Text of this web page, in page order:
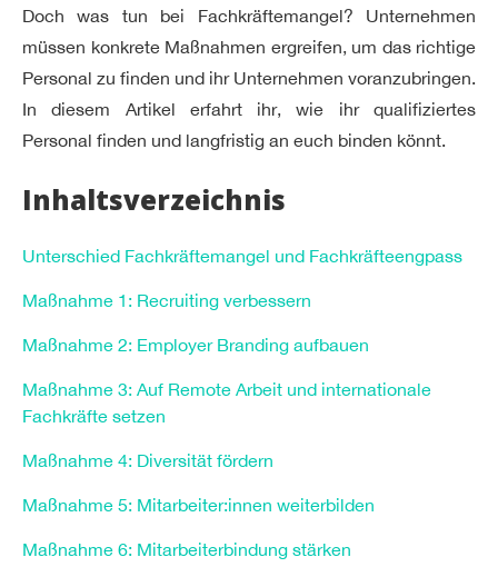
Doch was tun bei Fachkräftemangel? Unternehmen
müssen konkrete Maßnahmen ergreifen, um das richtige
Personal zu finden und ihr Unternehmen voranzubringen.
In diesem Artikel erfahrt ihr, wie ihr qualifiziertes
Personal finden und langfristig an euch binden könnt.
Inhaltsverzeichnis
Unterschied Fachkräftemangel und Fachkräfteengpass
Maßnahme 1: Recruiting verbessern
Maßnahme 2: Employer Branding aufbauen
Maßnahme 3: Auf Remote Arbeit und internationale
Fachkräfte setzen
Maßnahme 4: Diversität fördern
Maßnahme 5: Mitarbeiter:innen weiterbilden
Maßnahme 6: Mitarbeiterbindung stärken